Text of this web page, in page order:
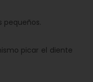
pequeños.
picar el diente